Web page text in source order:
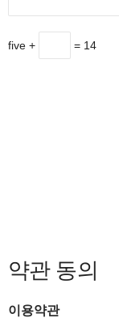
five + = 14
약관 동의
이용약관